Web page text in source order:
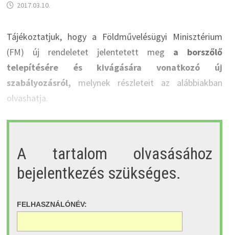
2017.03.10.
Tájékoztatjuk, hogy a Földművelésügyi Minisztérium
(FM) új rendeletet jelentetett meg a borszőlő
telepítésére és kivágására vonatkozó új
szabályozásról, melynek részleteit az alábbiakban
olvashatja.
A tartalom olvasásához
bejelentkezés szükséges.
FELHASZNÁLÓNÉV: